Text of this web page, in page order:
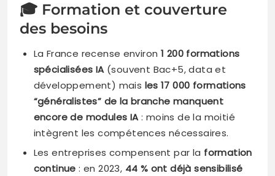
🎓 Formation et couverture
des besoins
La France recense environ 1 200 formations
spécialisées IA(souvent Bac+5, data et
développement) mais les 17 000 formations
“généralistes” de la branche manquent
encore de modules IA: moins de la moitié
intègrent les compétences nécessaires.
Les entreprises compensent par la formation
continue : en 2023, 44 % ont déjà sensibilisé